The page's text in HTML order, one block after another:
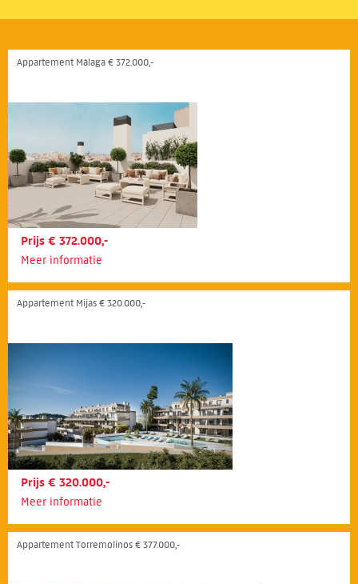
Appartement Málaga € 372.000,-
Prijs € 372.000,-
Meer informatie
Appartement Mijas € 320.000,-
Prijs € 320.000,-
Meer informatie
Appartement Torremolinos € 377.000,-